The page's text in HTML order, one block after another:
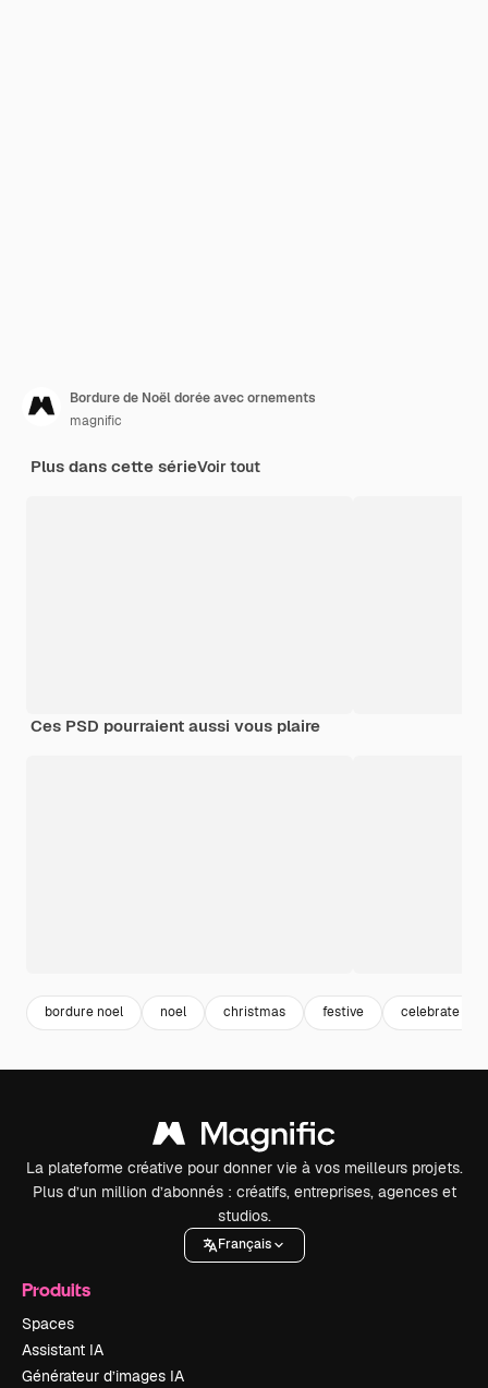
Bordure de Noël dorée avec ornements
magnific
Plus dans cette sérieVoir tout
Ces PSD pourraient aussi vous plaire
bordure noel noel christmas festive celebrate
La plateforme créative pour donner vie à vos meilleurs projets.
Plus d’un million d’abonnés : créatifs, entreprises, agences et
studios.
Français
Produits
Spaces
Assistant IA
Générateur d’images IA